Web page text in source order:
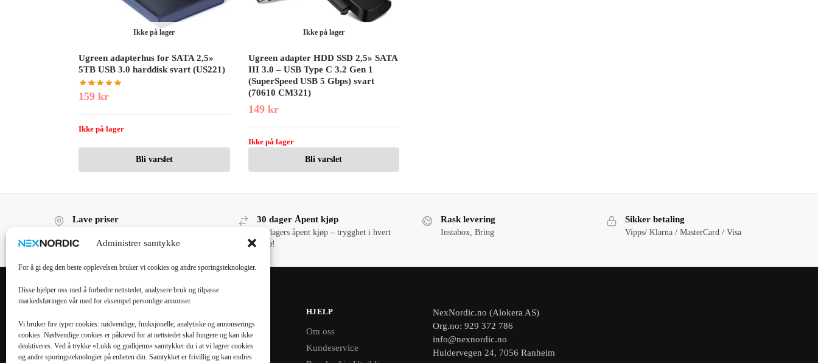
Administrer samtykke
For å gi deg den beste opplevelsen bruker vi cookies og andre sporingsteknologier.
Disse hjelper oss med å forbedre nettstedet, analysere bruk og tilpasse
markedsføringen vår med for eksempel personlige annonser.
Vi bruker fire typer cookies: nødvendige, funksjonelle, analytiske og annonserings
cookies. Nødvendige cookies er påkrevd for at nettstedet skal fungere og kan ikke
deaktiveres. Ved å trykke «Lukk og godkjenn» samtykker du i at vi lagrer cookies
og andre sporingsteknologier på enheten din. Samtykket er frivillig og kan endres
Ikke på lager
Ugreen adapterhus for SATA 2,5»
5TB USB 3.0 harddisk svart (US221)
159 kr
Ikke på lager
Bli varslet
Ikke på lager
Ugreen adapter HDD SSD 2,5» SATA
III 3.0 – USB Type C 3.2 Gen 1
(SuperSpeed ​​USB 5 Gbps) svart
(70610 CM321)
149 kr
Ikke på lager
Bli varslet
Lave priser 30 dager Åpent kjøp
30 dagers åpent kjøp – trygghet i hvert
kjøp!
Rask levering
Instabox, Bring
Sikker betaling
Vipps/ Klarna / MasterCard / Visa
KATEGORIER
Mobiltilbehør
Tilbehør til nettbrett
MOBILTILBEHØR
iPhone 16 Pro Max
iPhone 16 Pro
HJELP
Om oss
Kundeservice
NexNordic.no (Alokera AS)
Org.no: 929 372 786
info@nexnordic.no
Huldervegen 24, 7056 Ranheim